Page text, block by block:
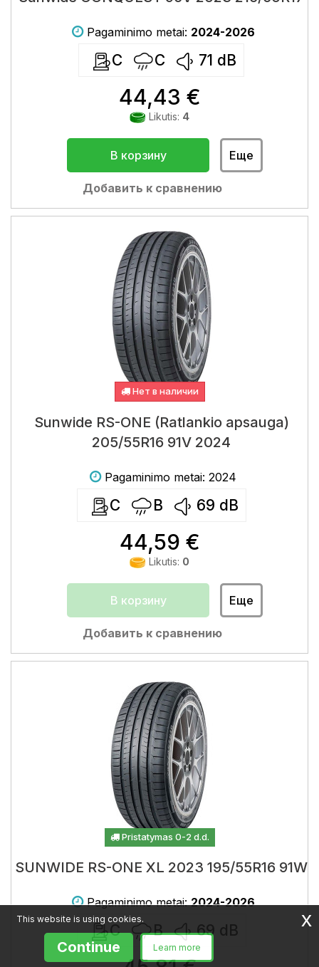
Pagaminimo metai: 2024-2026
C C 71 dB
44,43 €
Likutis: 4
В корзину Еще
Добавить к сравнению
Нет в наличии
Sunwide RS-ONE (Ratlankio apsauga)
205/55R16 91V 2024
Pagaminimo metai: 2024
C B 69 dB
44,59 €
Likutis: 0
В корзину Еще
Добавить к сравнению
Pristatymas 0-2 d.d.
SUNWIDE RS-ONE XL 2023 195/55R16 91W
Pagaminimo metai:2024-2026
C B 69 dB
This website is using cookies.
Continue Learn more
x